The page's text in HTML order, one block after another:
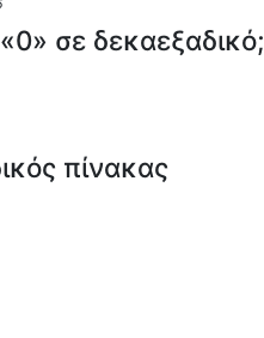
σε δεκαεξαδικό;
πίνακας